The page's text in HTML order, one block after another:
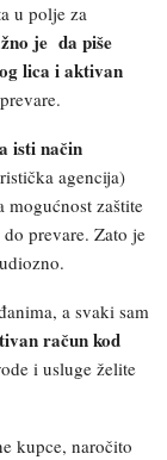
u polje za
je da piše
lica i aktivan
isti način
agencija)
zaštite
prevare. Zato je
a svaki sam
račun kod
i usluge želite
kupce, naročito